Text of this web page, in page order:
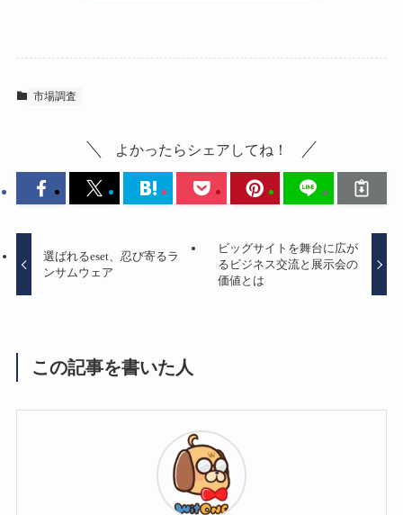
市場調査
よかったらシェアしてね！
選ばれるeset、忍び寄るラ
ンサムウェア
ビッグサイトを舞台に広が
るビジネス交流と展示会の
価値とは
この記事を書いた人